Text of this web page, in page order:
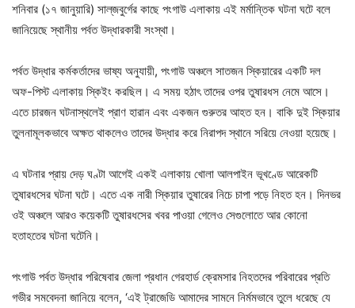
শনিবার (১৭ জানুয়ারি) সাল্‌জবুর্গের কাছে পংগাউ এলাকায় এই মর্মান্তিক ঘটনা ঘটে বলে
জানিয়েছে স্থানীয় পর্বত উদ্ধারকারী সংস্থা।
পর্বত উদ্ধার কর্মকর্তাদের ভাষ্য অনুযায়ী, পংগাউ অঞ্চলে সাতজন স্কিয়ারের একটি দল
অফ-পিস্ট এলাকায় স্কিইং করছিল। এ সময় হঠাৎ তাদের ওপর তুষারধস নেমে আসে।
এতে চারজন ঘটনাস্থলেই প্রাণ হারান এবং একজন গুরুতর আহত হন। বাকি দুই স্কিয়ার
তুলনামূলকভাবে অক্ষত থাকলেও তাদের উদ্ধার করে নিরাপদ স্থানে সরিয়ে নেওয়া হয়েছে।
এ ঘটনার প্রায় দেড় ঘণ্টা আগেই একই এলাকায় খোলা আলপাইন ভূখণ্ডে আরেকটি
তুষারধসের ঘটনা ঘটে। এতে এক নারী স্কিয়ার তুষারের নিচে চাপা পড়ে নিহত হন। দিনভর
ওই অঞ্চলে আরও কয়েকটি তুষারধসের খবর পাওয়া গেলেও সেগুলোতে আর কোনো
হতাহতের ঘটনা ঘটেনি।
পংগাউ পর্বত উদ্ধার পরিষেবার জেলা প্রধান গেরহার্ড ক্রেমসার নিহতদের পরিবারের প্রতি
গভীর সমবেদনা জানিয়ে বলেন, ‘এই ট্রাজেডি আমাদের সামনে নির্মমভাবে তুলে ধরেছে যে